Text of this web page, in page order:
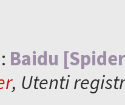
Baidu
, Utenti